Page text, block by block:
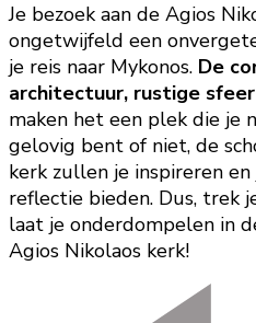
Je bezoek aan de Agios
ongetwijfeld een
je reis naar Mykonos. De
architectuur, rustige
maken het een plek die je
gelovig bent of niet, de
kerk zullen je inspireren
reflectie bieden. Dus, trek
laat je onderdompelen in
Agios Nikolaos kerk!